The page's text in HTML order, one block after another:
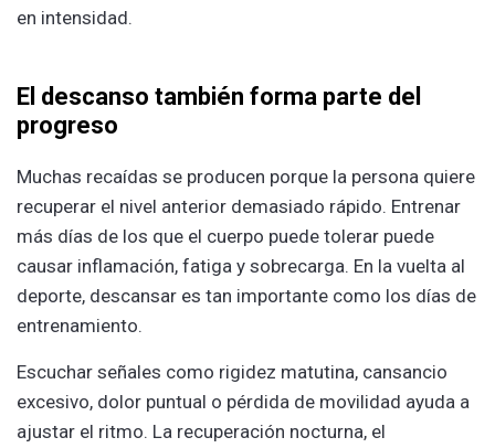
en intensidad.
El descanso también forma parte del
progreso
Muchas recaídas se producen porque la persona quiere
recuperar el nivel anterior demasiado rápido. Entrenar
más días de los que el cuerpo puede tolerar puede
causar inflamación, fatiga y sobrecarga. En la vuelta al
deporte, descansar es tan importante como los días de
entrenamiento.
Escuchar señales como rigidez matutina, cansancio
excesivo, dolor puntual o pérdida de movilidad ayuda a
ajustar el ritmo. La recuperación nocturna, el